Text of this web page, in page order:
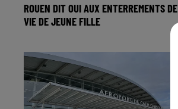
ROUEN DIT OUI AUX ENTERREMENTS DE
VIE DE JEUNE FILLE